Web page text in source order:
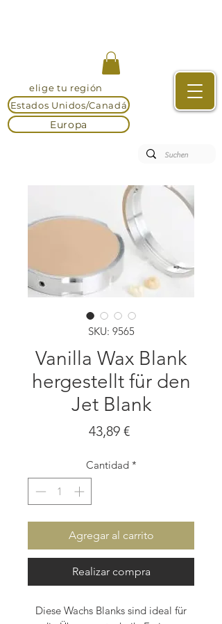
elige tu región
Estados Unidos/Canadá
Europa
SKU: 9565
Vanilla Wax Blank
hergestellt für den
Jet Blank
43,89 €Precio
Cantidad *
Agregar al carrito
Realizar compra
Diese Wachs Blanks sind ideal für